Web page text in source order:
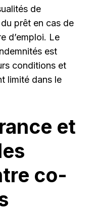
de
prêt en cas de
d’emploi. Le
est
conditions et
limité dans le
et
co-